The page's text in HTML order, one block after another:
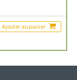
Ajouter au panier